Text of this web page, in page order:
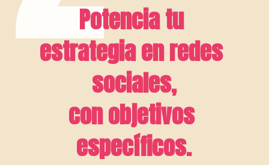
Potencia tu
estrategia en redes
sociales,
con objetivos
específicos.